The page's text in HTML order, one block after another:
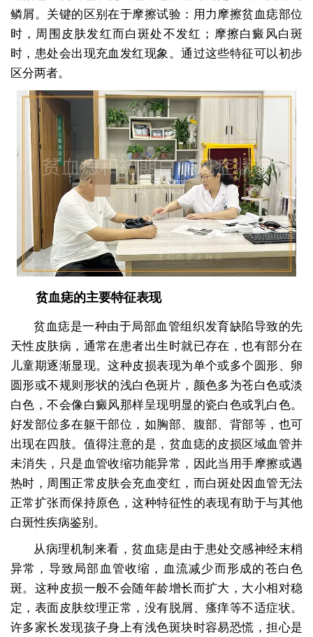
鳞屑。关键的区别在于摩擦试验：用力摩擦贫血痣部位
时，周围皮肤发红而白斑处不发红；摩擦白癜风白斑
时，患处会出现充血发红现象。通过这些特征可以初步
区分两者。
贫血痣的主要特征表现
贫血痣是一种由于局部血管组织发育缺陷导致的先
天性皮肤病，通常在患者出生时就已存在，也有部分在
儿童期逐渐显现。这种皮损表现为单个或多个圆形、卵
圆形或不规则形状的浅白色斑片，颜色多为苍白色或淡
白色，不会像白癜风那样呈现明显的瓷白色或乳白色。
好发部位多在躯干部位，如胸部、腹部、背部等，也可
出现在四肢。值得注意的是，贫血痣的皮损区域血管并
未消失，只是血管收缩功能异常，因此当用手摩擦或遇
热时，周围正常皮肤会充血变红，而白斑处因血管无法
正常扩张而保持原色，这种特征性的表现有助于与其他
白斑性疾病鉴别。
从病理机制来看，贫血痣是由于患处交感神经末梢
异常，导致局部血管收缩，血流减少而形成的苍白色
斑。这种皮损一般不会随年龄增长而扩大，大小相对稳
定，表面皮肤纹理正常，没有脱屑、瘙痒等不适症状。
许多家长发现孩子身上有浅色斑块时容易恐慌，担心是